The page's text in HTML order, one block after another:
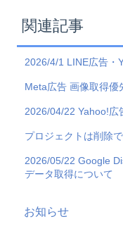
関連記事
2026/4/1 LINE広告・
Meta広告 画像取得優
2026/04/22 Yahoo!広
プロジェクトは削除
2026/05/22 Google
データ取得について
お知らせ